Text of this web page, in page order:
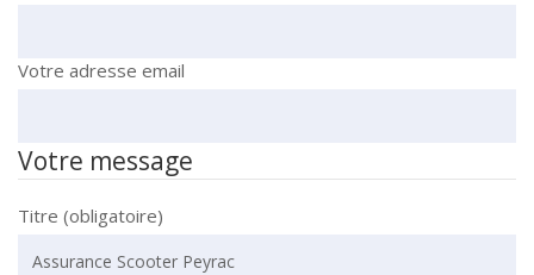
Votre adresse email
Votre message
Titre (obligatoire)